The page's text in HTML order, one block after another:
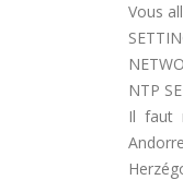
Vous
NTP
Il faut